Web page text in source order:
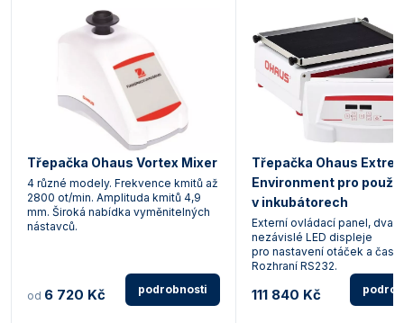
Třepačka Ohaus Vortex Mixer
4 různé modely. Frekvence kmitů až
2800 ot/min. Amplituda kmitů 4,9
mm. Široká nabídka vyměnitelných
nástavců.
od 6 720 Kč podrobnosti
Třepačka Ohaus
Environment pro
v inkubátorech
Externí ovládací panel, dva
nezávislé LED displeje
pro nastavení otáček a času.
Rozhraní RS232.
111 840 Kč